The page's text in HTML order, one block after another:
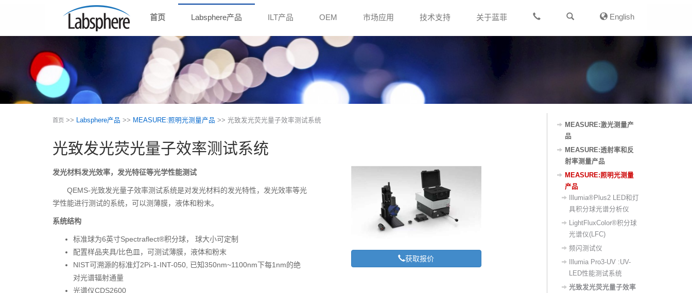
首页 Labsphere产品 ILT产品 OEM 市场应用 技术支持 关于蓝菲 English
首页 >> Labsphere产品 >> MEASURE:照明光测量产品 >> 光致发光荧光量子效率测试系统
光致发光荧光量子效率测试系统
获取报价
发光材料发光效率，发光特征等光学性能测试
QEMS-光致发光量子效率测试系统是对发光材料的发光特性，发光效率等光
学性能进行测试的系统，可以测薄膜，液体和粉末。
系统结构
标准球为6英寸Spectraflect®积分球， 球大小可定制
配置样品夹具/比色皿，可测试薄膜，液体和粉末
NIST可溯源的标准灯2Pi-1-INT-050, 已知350nm~1100nm下每1nm的绝
对光谱辐射通量
光谱仪CDS2600
MEASURE:激光测量产
品
MEASURE:透射率和反
射率测量产品
MEASURE:照明光测量
产品
Illumia®Plus2 LED和灯
具积分球光谱分析仪
LightFluxColor®积分球
光谱仪(LFC)
频闪测试仪
Illumia Pro3-UV :UV-
LED性能测试系统
光致发光荧光量子效率